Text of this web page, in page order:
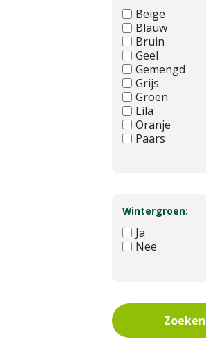
Beige
Blauw
Bruin
Geel
Gemengd
Grijs
Groen
Lila
Oranje
Paars
Wintergroen:
Ja
Nee